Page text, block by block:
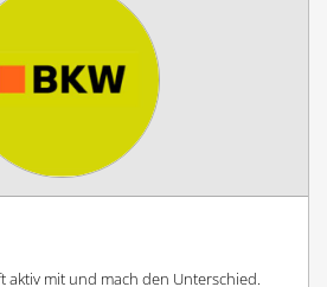
aktiv mit und mach den Unterschied.